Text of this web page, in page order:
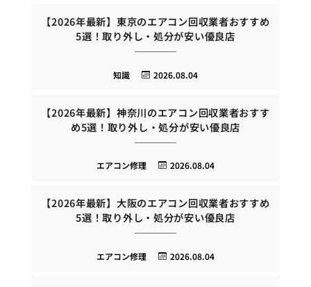
【2026年最新】東京のエアコン回収業者おすすめ
5選！取り外し・処分が安い優良店
2026.08.04
知識
【2026年最新】神奈川のエアコン回収業者おすす
め5選！取り外し・処分が安い優良店
2026.08.04
エアコン修理
【2026年最新】大阪のエアコン回収業者おすすめ
5選！取り外し・処分が安い優良店
2026.08.04
エアコン修理